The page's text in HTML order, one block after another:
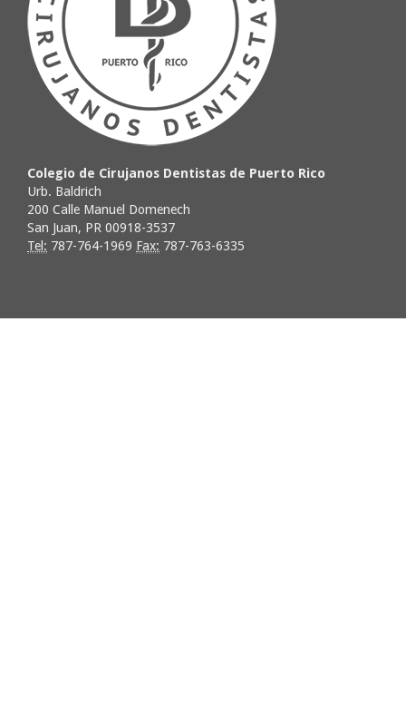
Colegio de Cirujanos Dentistas de Puerto Rico
Urb. Baldrich
200 Calle Manuel Domenech
San Juan, PR 00918-3537
Tel: 787-764-1969 Fax: 787-763-6335